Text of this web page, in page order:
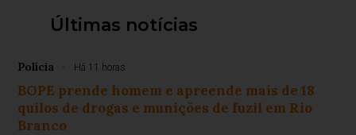
Últimas notícias
Polícia Há 11 horas
BOPE prende homem e apreende mais de 18
quilos de drogas e munições de fuzil em Rio
Branco